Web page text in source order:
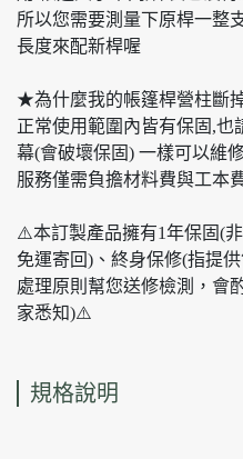
所以您需要測量下原桿一整
長度來配新桿喔
★為什麼我的帳篷桿營柱斷
正常使用範圍內皆有保固,也
幕(會破壞保固) 一樣可以維
服務僅需負擔材料費與工本
⚠️本訂製產品擁有1年保固(
免運寄回)、終身保修(指提
處理原則幫您送修檢測，會
家悉知)⚠️
規格說明